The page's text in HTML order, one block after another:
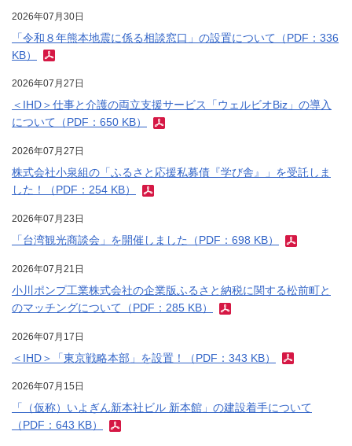
2026年07月30日
「令和８年熊本地震に係る相談窓口」の設置について（PDF：336
KB）
2026年07月27日
＜IHD＞仕事と介護の両立支援サービス「ウェルビオBiz」の導入
について（PDF：650 KB）
2026年07月27日
株式会社小泉組の「ふるさと応援私募債『学び舎』」を受託しま
した！（PDF：254 KB）
2026年07月23日
「台湾観光商談会」を開催しました（PDF：698 KB）
2026年07月21日
小川ポンプ工業株式会社の企業版ふるさと納税に関する松前町と
のマッチングについて（PDF：285 KB）
2026年07月17日
＜IHD＞「東京戦略本部」を設置！（PDF：343 KB）
2026年07月15日
「（仮称）いよぎん新本社ビル 新本館」の建設着手について
（PDF：643 KB）